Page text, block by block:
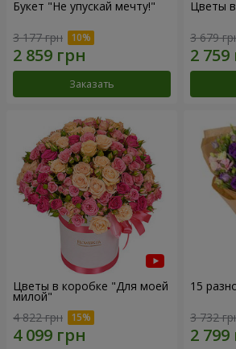
Букет "Не упускай мечту!"
3 177 грн
Заказать
Цветы
3 679
Цветы в коробке "Для моей
милой"
4 822 грн
15
3 732